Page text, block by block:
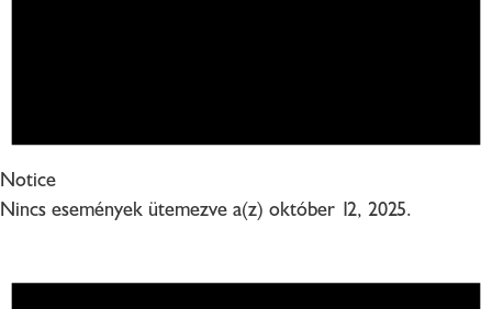
Notice
Nincs események ütemezve a(z) október 12, 2025.